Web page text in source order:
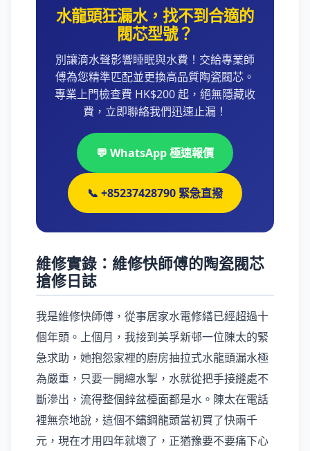
水龍頭狂漏水，找不到合適的
閥芯型號？
別讓滴水聲影響睡眠與水費！交給專業師
傅為您精準匹配並更換高品質陶瓷閥芯。
專業上門檢查費 HK$200 起，絕無隱藏收
費，立即聯絡我們迅速止漏！
💬 WhatsApp 極速報價
📞 +85237428790 緊急直撥
維修實錄：維修快師傅的陶瓷閥芯
搶修日誌
我是維修快師傅，從事居家水電修繕已經超過十
個年頭。上個月，我接到美孚新邨一位陳太的緊
急求助，她抱怨家裡的廚房抽拉式水龍頭漏水極
為嚴重，只要一開總水掣，水就從把手接縫處不
斷滲出，流得整個鋅盆檯面都是水。陳太在電話
裡無奈地說，這個不鏽鋼龍頭當初買了快兩千
元，現在才用四年就壞了，正猶豫要不要痛下心